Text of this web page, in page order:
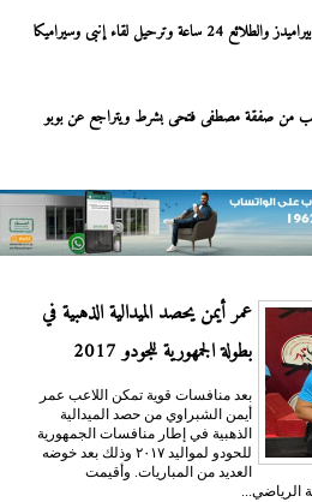
تقديم مباراة بيراميدز والطلائع 24 ساعة وترحيل لقاء إنبى وسيراميكا
من صفقة مصطفى فتحى بشرط ويتراجع عن بوبو
عمر أيمن يحصد الميدالية الذهبية في
بطولة الجمهورية للجودو 2017
بعد منافسات قوية تمكن اللاعب عمر
أيمن الشبراوي من حصد الميدالية
الذهبية في إطار منافسات الجمهورية
للحودو لمواليد ٢٠١٧ وذلك بعد خوضه
العديد من المباريات. وأقيمت
الرياضي...